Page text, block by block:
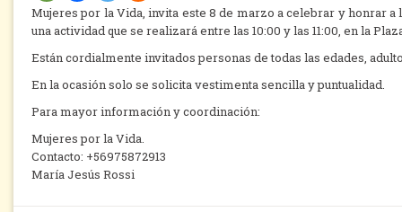
Mujeres por la Vida, invita este 8 de marzo a celebrar y honrar
una actividad que se realizará entre las 10:00 y las 11:00, en la
Están cordialmente invitados personas de todas las edades,
En la ocasión solo se solicita vestimenta sencilla y puntualidad.
Para mayor información y coordinación:
Mujeres por la Vida.
Contacto: +56975872913
María Jesús Rossi